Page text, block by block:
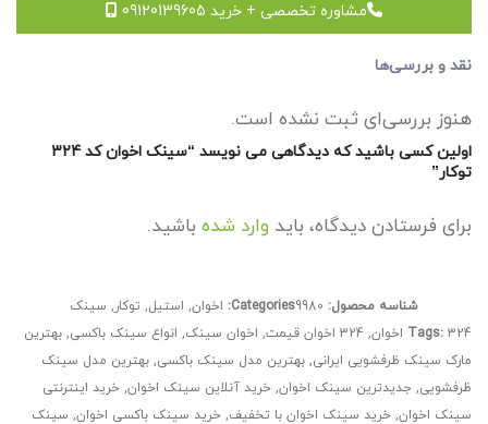
مشاوره تخصصی + خرید 09120139605
نقد و بررسی‌ها
هنوز بررسی‌ای ثبت نشده است.
اولین کسی باشید که دیدگاهی می نویسد “سینک اخوان کد 324
توکار”
برای فرستادن دیدگاه، باید وارد شده باشید.
شناسه محصول: 9980
Categories: اخوان, استیل, توکار, سینک
Tags: 324 اخوان , 324 اخوان قیمت , اخوان سینک, انواع سینک باکسی, بهترین
مارک سینک ظرفشویی ایرانی, بهترین مدل سینک باکسی, بهترین مدل سینک
ظرفشویی, جدیدترین سینک اخوان, خرید آنلاین سینک اخوان, خرید اینترنتی
سینک اخوان, خرید سینک اخوان با تخفیف, خرید سینک باکسی اخوان, سینک